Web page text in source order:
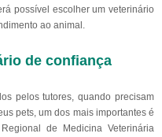
possível escolher um veterinário
ao animal.
de confiança
pelos tutores, quando precisam
pets, um dos mais importantes é
de Medicina Veterinária